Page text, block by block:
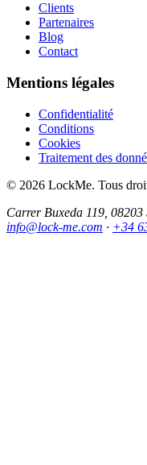
Clients
Partenaires
Blog
Contact
Mentions légales
Confidentialité
Conditions
Cookies
Traitement des
© 2026 LockMe. Tous
Carrer Buxeda 119,
info@lock-me.com · +34